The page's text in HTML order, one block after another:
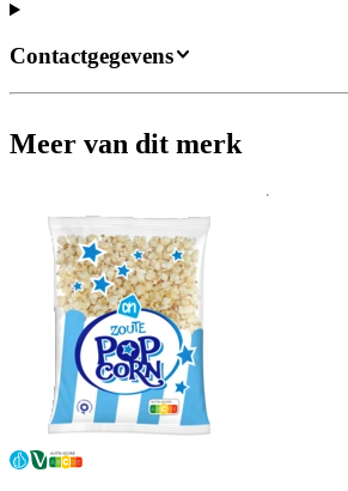
Contactgegevens
Meer van dit merk